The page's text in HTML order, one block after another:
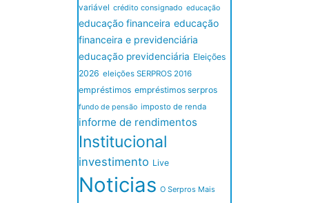
variável crédito consignado educação
educação financeira educação
financeira e previdenciária
educação previdenciária Eleições
2026 eleições SERPROS 2016
empréstimos empréstimos serpros
fundo de pensão imposto de renda
informe de rendimentos
Institucional
investimento Live
Noticias O Serpros Mais